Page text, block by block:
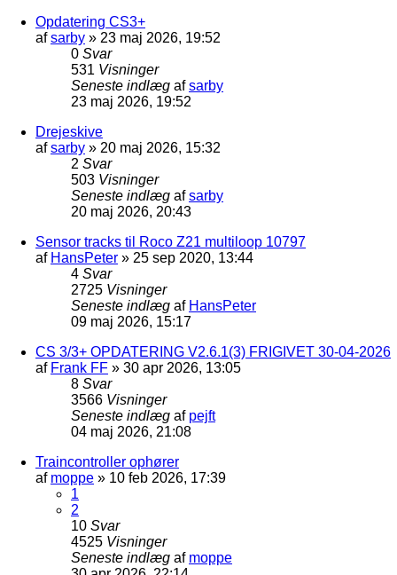
Opdatering CS3+
afsarby » 23 maj 2026, 19:52
0 Svar
531 Visninger
Seneste indlæg afsarby
23 maj 2026, 19:52
Drejeskive
afsarby » 20 maj 2026, 15:32
2 Svar
503 Visninger
Seneste indlæg afsarby
20 maj 2026, 20:43
Sensor tracks til Roco Z21 multiloop 10797
af HansPeter » 25 sep 2020, 13:44
4 Svar
2725 Visninger
Seneste indlæg af HansPeter
09 maj 2026, 15:17
CS 3/3+ OPDATERING V2.6.1(3) FRIGIVET 30-04-2026
af Frank FF » 30 apr 2026, 13:05
8 Svar
3566 Visninger
Seneste indlæg af pejft
04 maj 2026, 21:08
Traincontroller ophører
af moppe » 10 feb 2026, 17:39
1
2
10 Svar
4525 Visninger
Seneste indlæg af moppe